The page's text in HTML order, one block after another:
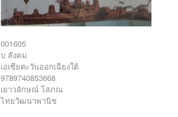
001605
บ สังคม
เอเซียตะวันออกเฉียงใต้
9789740853668
เยาวลักษณ์ โสภณ
ไทยวัฒนาพานิช